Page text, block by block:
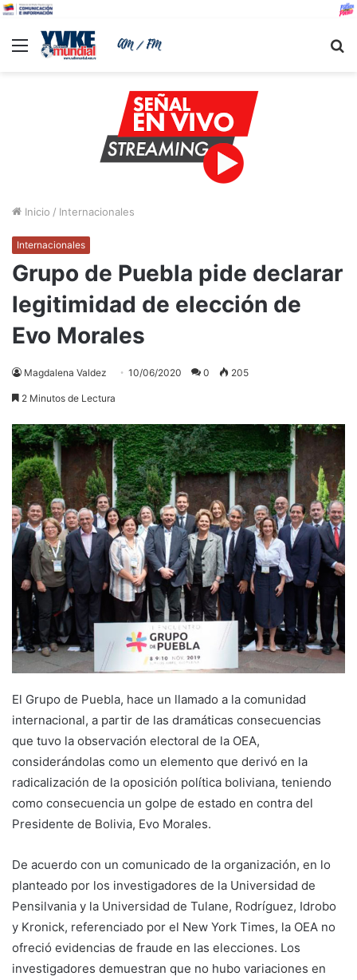
Menu
Inicio / Internacionales
Internacionales
Grupo de Puebla pide declarar
legitimidad de elección de
Evo Morales
Magdalena Valdez 10/06/2020 0 205
2 Minutos de Lectura
El Grupo de Puebla, hace un llamado a la comunidad
internacional, a partir de las dramáticas consecuencias
que tuvo la observación electoral de la OEA,
considerándolas como un elemento que derivó en la
radicalización de la oposición política boliviana, teniendo
como consecuencia un golpe de estado en contra del
Presidente de Bolivia, Evo Morales.
De acuerdo con un comunicado de la organización, en lo
planteado por los investigadores de la Universidad de
Pensilvania y la Universidad de Tulane, Rodríguez, Idrobo
y Kronick, referenciado por el New York Times, la OEA no
ofreció evidencias de fraude en las elecciones. Los
investigadores demuestran que no hubo variaciones en